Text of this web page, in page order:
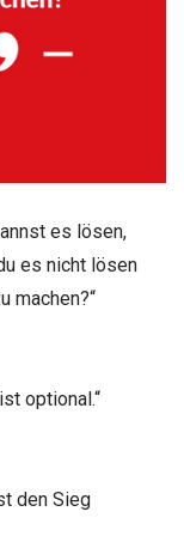
es lösen,
es nicht lösen
machen?“
optional.“
den Sieg